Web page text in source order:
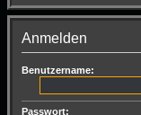
Anmelden
Benutzername:
Passwort: